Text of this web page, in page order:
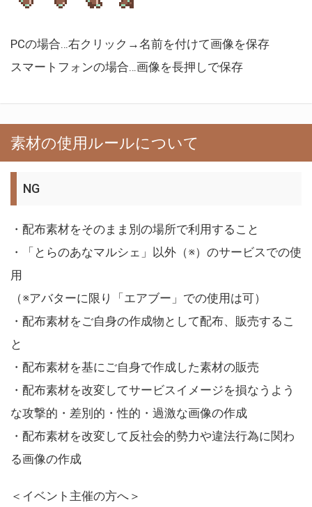
PCの場合…右クリック→名前を付けて画像を保存
スマートフォンの場合…画像を長押しで保存
素材の使用ルールについて
NG
・配布素材をそのまま別の場所で利用すること
・「とらのあなマルシェ」以外（※）のサービスでの使
用
（※アバターに限り「エアブー」での使用は可）
・配布素材をご自身の作成物として配布、販売するこ
と
・配布素材を基にご自身で作成した素材の販売
・配布素材を改変してサービスイメージを損なうよう
な攻撃的・差別的・性的・過激な画像の作成
・配布素材を改変して反社会的勢力や違法行為に関わ
る画像の作成
＜イベント主催の方へ＞